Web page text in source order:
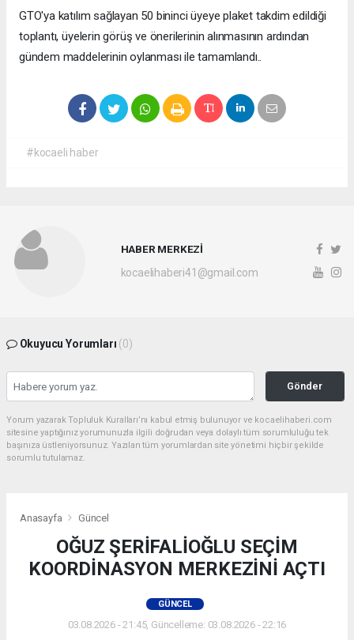
GTO'ya katılım sağlayan 50 bininci üyeye plaket takdim edildiği
toplantı, üyelerin görüş ve önerilerinin alınmasının ardından
gündem maddelerinin oylanması ile tamamlandı..
#kocaeli haber
HABER MERKEZİ
kocaelihaberi41@gmail.com
Okuyucu Yorumları (0)
Gönder
Yorum yazarak Topluluk Kuralları’nı kabul etmiş bulunuyor ve kocaelihaberi.com
sitesine yaptığınız yorumunuzla ilgili doğrudan veya dolaylı tüm sorumluluğu tek
başınıza üstleniyorsunuz. Yazılan tüm yorumlardan site yönetimi hiçbir şekilde
sorumlu tutulamaz.
Anasayfa Güncel
OĞUZ ŞERİFALİOĞLU SEÇİM
KOORDİNASYON MERKEZİNİ AÇTI
GÜNCEL
03.08.2026 - 21:45, Güncelleme: 03.08.2026 - 22:16